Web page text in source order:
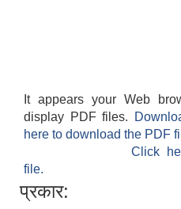
It appears your Web
display PDF files.
here to download the PDF
Click
file.
प्रकार: